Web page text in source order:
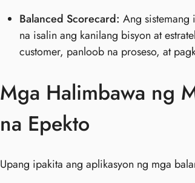
Balanced Scorecard: Ang sistemang
na isalin ang kanilang bisyon at
customer, panloob na proseso, at
Mga Halimbawa ng
na Epekto
Upang ipakita ang aplikasyon ng mga